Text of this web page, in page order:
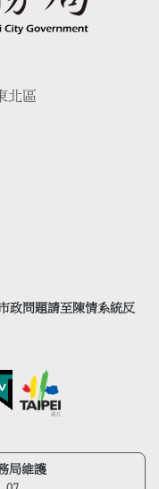
北區
政問題請至陳情系統反
局維護